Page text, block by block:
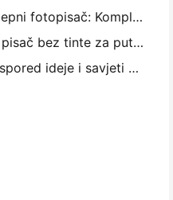
Kako odabrati džepni fotopisač: Kompletni vodič za korisnike dnevnika, putovanja i iPhone-a
Najbolji prenosni pisač bez tinte za putovanje, školu i mobilni rad: Hanin MT620 Pro Pregled
Mini foto zidni raspored ideje i savjeti za spavaću sobu i spavaonicu ukras